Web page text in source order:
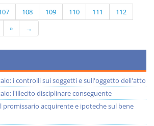
108 109 110 111
112
» →
i controlli sui soggetti e sull'oggetto dell'atto
l'illecito disciplinare conseguente
acquirente e ipoteche sul bene